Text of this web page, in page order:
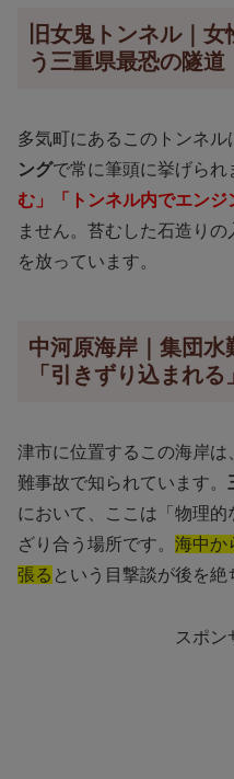
旧女鬼トンネル｜
う三重県最恐の隧道
多気町にあるこのトンネル
ングで常に筆頭に挙げられ
む」「トンネル内でエンジ
ません。苔むした石造り
を放っています。
中河原海岸｜集団水
「引きずり込まれる
津市に位置するこの海岸
難事故で知られています。
において、ここは「物理
ざり合う場所です。 海中か
張る という目撃談が後を絶
スポン